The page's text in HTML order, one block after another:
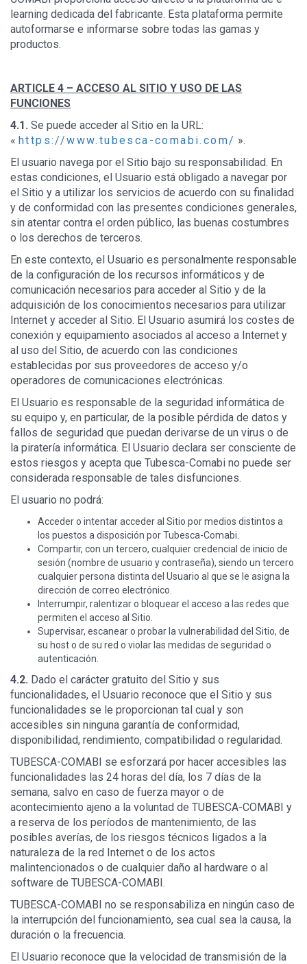
learning dedicada del fabricante. Esta plataforma permite
autoformarse e informarse sobre todas las gamas y
productos.
ARTICLE 4 – ACCESO AL SITIO Y USO DE LAS
FUNCIONES
4.1. Se puede acceder al Sitio en la URL:
« https://www.tubesca-comabi.com/ ».
El usuario navega por el Sitio bajo su responsabilidad. En
estas condiciones, el Usuario está obligado a navegar por
el Sitio y a utilizar los servicios de acuerdo con su finalidad
y de conformidad con las presentes condiciones generales,
sin atentar contra el orden público, las buenas costumbres
o los derechos de terceros.
En este contexto, el Usuario es personalmente responsable
de la configuración de los recursos informáticos y de
comunicación necesarios para acceder al Sitio y de la
adquisición de los conocimientos necesarios para utilizar
Internet y acceder al Sitio. El Usuario asumirá los costes de
conexión y equipamiento asociados al acceso a Internet y
al uso del Sitio, de acuerdo con las condiciones
establecidas por sus proveedores de acceso y/o
operadores de comunicaciones electrónicas.
El Usuario es responsable de la seguridad informática de
su equipo y, en particular, de la posible pérdida de datos y
fallos de seguridad que puedan derivarse de un virus o de
la piratería informática. El Usuario declara ser consciente de
estos riesgos y acepta que Tubesca-Comabi no puede ser
considerada responsable de tales disfunciones.
El usuario no podrá:
Acceder o intentar acceder al Sitio por medios distintos a
los puestos a disposición por Tubesca-Comabi.
Compartir, con un tercero, cualquier credencial de inicio de
sesión (nombre de usuario y contraseña), siendo un tercero
cualquier persona distinta del Usuario al que se le asigna la
dirección de correo electrónico.
Interrumpir, ralentizar o bloquear el acceso a las redes que
permiten el acceso al Sitio.
Supervisar, escanear o probar la vulnerabilidad del Sitio, de
su host o de su red o violar las medidas de seguridad o
autenticación.
4.2. Dado el carácter gratuito del Sitio y sus
funcionalidades, el Usuario reconoce que el Sitio y sus
funcionalidades se le proporcionan tal cual y son
accesibles sin ninguna garantía de conformidad,
disponibilidad, rendimiento, compatibilidad o regularidad.
TUBESCA-COMABI se esforzará por hacer accesibles las
funcionalidades las 24 horas del día, los 7 días de la
semana, salvo en caso de fuerza mayor o de
acontecimiento ajeno a la voluntad de TUBESCA-COMABI y
a reserva de los períodos de mantenimiento, de las
posibles averías, de los riesgos técnicos ligados a la
naturaleza de la red Internet o de los actos
malintencionados o de cualquier daño al hardware o al
software de TUBESCA-COMABI.
TUBESCA-COMABI no se responsabiliza en ningún caso de
la interrupción del funcionamiento, sea cual sea la causa, la
duración o la frecuencia.
El Usuario reconoce que la velocidad de transmisión de la